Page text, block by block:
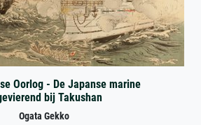
Oorlog - De Japanse marine
bij Takushan
Ogata Gekko